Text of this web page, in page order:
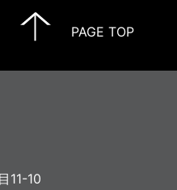
PAGE TOP
11-10